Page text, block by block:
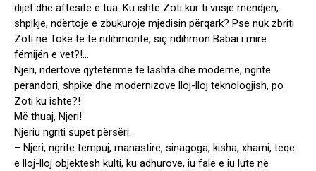
dijet dhe aftësitë e tua. Ku ishte Zoti kur ti vrisje mendjen,
shpikje, ndërtoje e zbukuroje mjedisin përqark? Pse nuk zbriti
Zoti në Tokë të të ndihmonte, siç ndihmon Babai i mire
fëmijën e vet?!…
Njeri, ndërtove qytetërime të lashta dhe moderne, ngrite
perandori, shpike dhe modernizove lloj-lloj teknologjish, po
Zoti ku ishte?!
Më thuaj, Njeri!
Njeriu ngriti supet përsëri.
– Njeri, ngrite tempuj, manastire, sinagoga, kisha, xhami, teqe
e lloj-lloj objektesh kulti, ku adhurove, iu fale e iu lute në